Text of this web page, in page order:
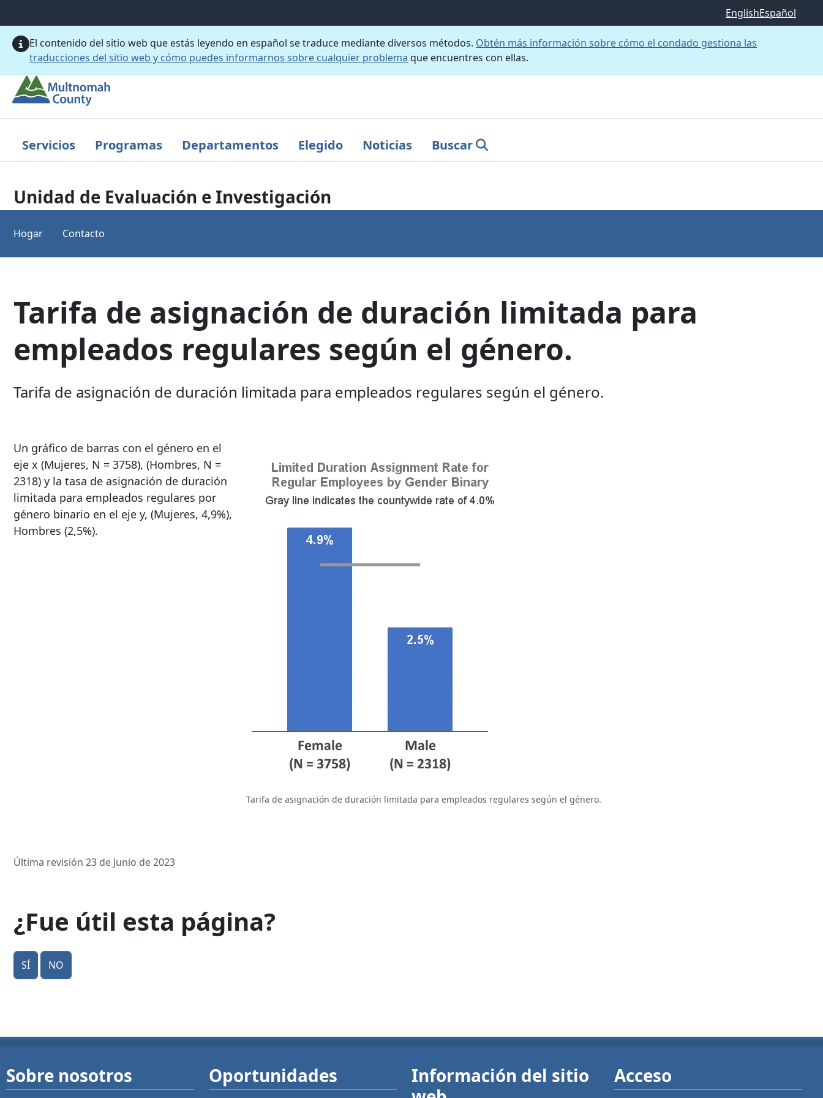
EnglishEspañol
El contenido del sitio web que estás leyendo en español se traduce mediante diversos métodos. Obtén más información sobre cómo el condado gestiona las
traducciones del sitio web y cómo puedes informarnos sobre cualquier problema que encuentres con ellas.
Servicios Programas Departamentos Elegido Noticias Buscar
Unidad de Evaluación e Investigación
Hogar Contacto
Tarifa de asignación de duración limitada para
empleados regulares según el género.
Tarifa de asignación de duración limitada para empleados regulares según el género.
Tarifa de asignación de duración limitada para empleados regulares según el género.
Un gráfico de barras con el género en el
eje x (Mujeres, N = 3758), (Hombres, N =
2318) y la tasa de asignación de duración
limitada para empleados regulares por
género binario en el eje y, (Mujeres, 4,9%),
Hombres (2,5%).
Última revisión 23 de Junio de 2023
¿Fue útil esta página?
Sí No
Sobre nosotros Oportunidades
Información del sitio
Acceso